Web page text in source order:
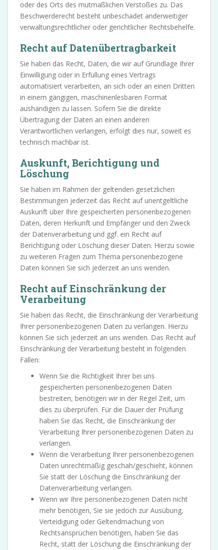
oder des Orts des mutmaßlichen Verstoßes zu. Das
Beschwerderecht besteht unbeschadet anderweitiger
verwaltungsrechtlicher oder gerichtlicher Rechtsbehelfe.
Recht auf Daten­übertrag­barkeit
Sie haben das Recht, Daten, die wir auf Grundlage Ihrer
Einwilligung oder in Erfüllung eines Vertrags
automatisiert verarbeiten, an sich oder an einen Dritten
in einem gängigen, maschinenlesbaren Format
aushändigen zu lassen. Sofern Sie die direkte
Übertragung der Daten an einen anderen
Verantwortlichen verlangen, erfolgt dies nur, soweit es
technisch machbar ist.
Auskunft, Berichtigung und
Löschung
Sie haben im Rahmen der geltenden gesetzlichen
Bestimmungen jederzeit das Recht auf unentgeltliche
Auskunft über Ihre gespeicherten personenbezogenen
Daten, deren Herkunft und Empfänger und den Zweck
der Datenverarbeitung und ggf. ein Recht auf
Berichtigung oder Löschung dieser Daten. Hierzu sowie
zu weiteren Fragen zum Thema personenbezogene
Daten können Sie sich jederzeit an uns wenden.
Recht auf Einschränkung der
Verarbeitung
Sie haben das Recht, die Einschränkung der Verarbeitung
Ihrer personenbezogenen Daten zu verlangen. Hierzu
können Sie sich jederzeit an uns wenden. Das Recht auf
Einschränkung der Verarbeitung besteht in folgenden
Fällen:
Wenn Sie die Richtigkeit Ihrer bei uns
gespeicherten personenbezogenen Daten
bestreiten, benötigen wir in der Regel Zeit, um
dies zu überprüfen. Für die Dauer der Prüfung
haben Sie das Recht, die Einschränkung der
Verarbeitung Ihrer personenbezogenen Daten zu
verlangen.
Wenn die Verarbeitung Ihrer personenbezogenen
Daten unrechtmäßig geschah/geschieht, können
Sie statt der Löschung die Einschränkung der
Datenverarbeitung verlangen.
Wenn wir Ihre personenbezogenen Daten nicht
mehr benötigen, Sie sie jedoch zur Ausübung,
Verteidigung oder Geltendmachung von
Rechtsansprüchen benötigen, haben Sie das
Recht, statt der Löschung die Einschränkung der